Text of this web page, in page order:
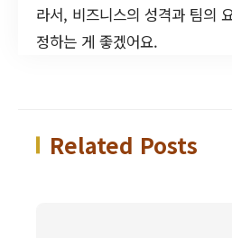
라서, 비즈니스의 성격과 팀의
정하는 게 좋겠어요.
Related Posts